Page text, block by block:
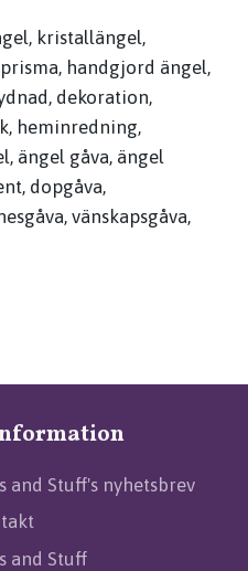
kristallängel,
handgjord ängel,
dekoration,
heminredning,
ängel gåva, ängel
dopgåva,
vänskapsgåva,
and Stuff's nyhetsbrev
and Stuff